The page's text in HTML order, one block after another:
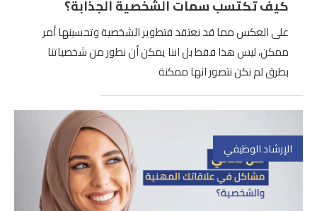
كيف تكتسب سمات الشخصية الجذابة؟
على العكس مما قد نعتقد فتطوير الشخصية وتحسينها أمر
ممكن، ليس هذا فقط بل اننا يمكن أن نطور من شخصياتنا
بطرق لم نكن نتصور انها ممكنة
الإرشاد الوظيفي